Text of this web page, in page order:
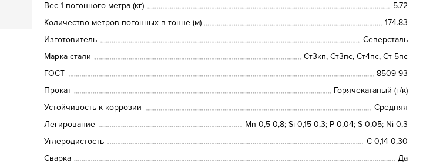
Вес 1 погонного метра (кг)
5.72
Количество метров погонных в тонне (м)
174.83
Изготовитель
Северсталь
Марка стали
Ст3кп, Ст3пс, Ст4пс, Ст 5пс
ГОСТ
8509-93
Прокат
Горячекатаный (г/к)
Устойчивость к коррозии
Средняя
Легирование
Mn 0,5-0,8; Si 0,15-0,3; P 0,04; S 0,05; Ni 0,3
Углеродистость
C 0,14-0,30
Сварка
Да